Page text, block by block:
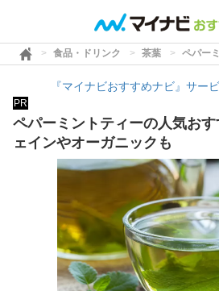
食品・ドリンク 茶葉 ペパー
『マイナビおすすめナビ』サー
PR
ペパーミントティーの人気お
ェインやオーガニックも